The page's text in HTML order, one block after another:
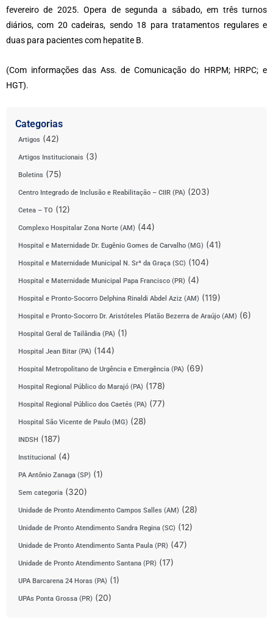
fevereiro de 2025. Opera de segunda a sábado, em três turnos
diários, com 20 cadeiras, sendo 18 para tratamentos regulares e
duas para pacientes com hepatite B.
(Com informações das Ass. de Comunicação do HRPM; HRPC; e
HGT).
Categorias
Artigos (42)
Artigos Institucionais (3)
Boletins (75)
Centro Integrado de Inclusão e Reabilitação – CIIR (PA) (203)
Cetea – TO (12)
Complexo Hospitalar Zona Norte (AM) (44)
Hospital e Maternidade Dr. Eugênio Gomes de Carvalho (MG) (41)
Hospital e Maternidade Municipal N. Srª da Graça (SC) (104)
Hospital e Maternidade Municipal Papa Francisco (PR) (4)
Hospital e Pronto-Socorro Delphina Rinaldi Abdel Aziz (AM) (119)
Hospital e Pronto-Socorro Dr. Aristóteles Platão Bezerra de Araújo (AM) (6)
Hospital Geral de Tailândia (PA) (1)
Hospital Jean Bitar (PA) (144)
Hospital Metropolitano de Urgência e Emergência (PA) (69)
Hospital Regional Público do Marajó (PA) (178)
Hospital Regional Público dos Caetés (PA) (77)
Hospital São Vicente de Paulo (MG) (28)
INDSH (187)
Institucional (4)
PA Antônio Zanaga (SP) (1)
Sem categoria (320)
Unidade de Pronto Atendimento Campos Salles (AM) (28)
Unidade de Pronto Atendimento Sandra Regina (SC) (12)
Unidade de Pronto Atendimento Santa Paula (PR) (47)
Unidade de Pronto Atendimento Santana (PR) (17)
UPA Barcarena 24 Horas (PA) (1)
UPAs Ponta Grossa (PR) (20)